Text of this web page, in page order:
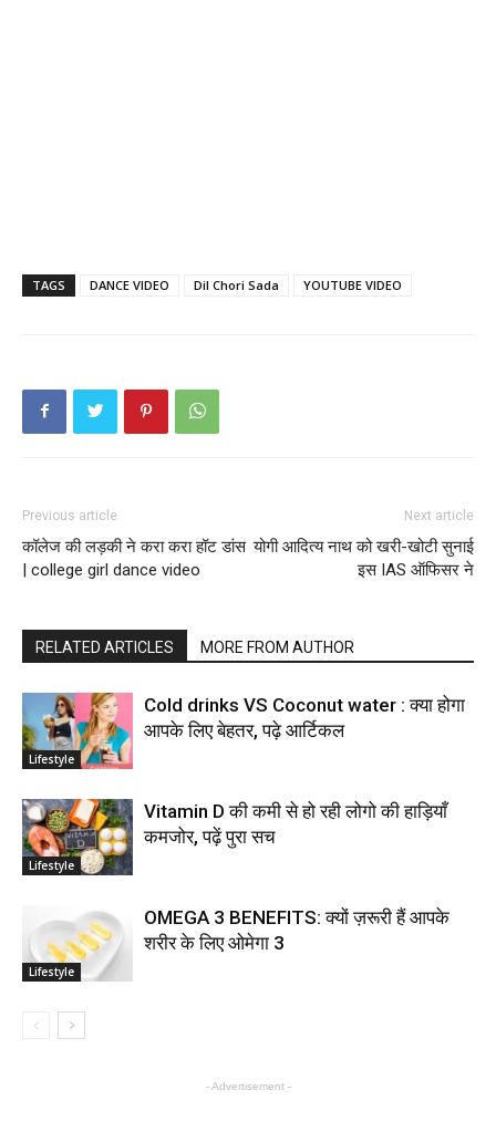
TAGS DANCE VIDEO Dil Chori Sada YOUTUBE VIDEO
Previous article
कॉलेज की लड़की ने करा करा हॉट डांस
| college girl dance video
Next article
योगी आदित्य नाथ को खरी-खोटी सुनाई
इस IAS ऑफिसर ने
RELATED ARTICLES MORE FROM AUTHOR
Lifestyle
Cold drinks VS Coconut water : क्या होगा
आपके लिए बेहतर, पढ़े आर्टिकल
Lifestyle
Vitamin D की कमी से हो रही लोगो की हाड़ियाँ
कमजोर, पढ़ें पुरा सच
Lifestyle
OMEGA 3 BENEFITS: क्यों ज़रूरी हैं आपके
शरीर के लिए ओमेगा 3
- Advertisement -